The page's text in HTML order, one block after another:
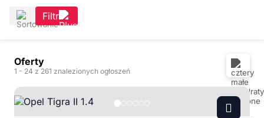
Filtr
Oferty
1 - 24 z 261 znalezionych ogłoszeń